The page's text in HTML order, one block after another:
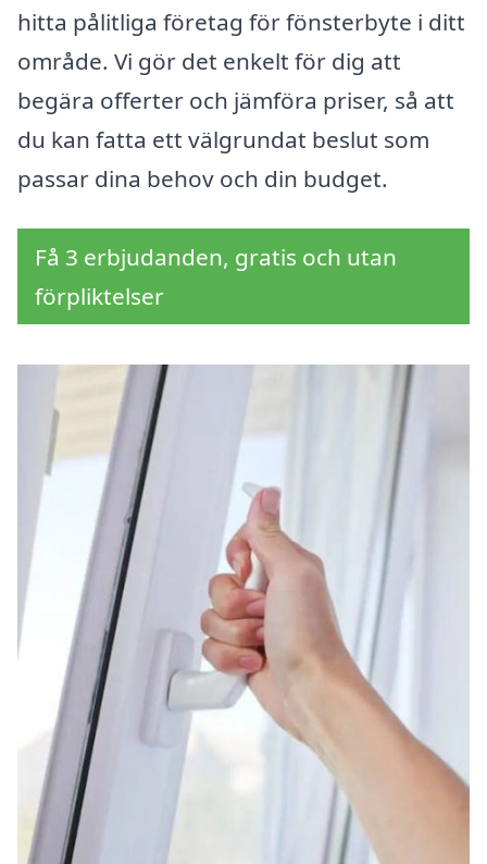
hitta pålitliga företag för fönsterbyte i ditt
område. Vi gör det enkelt för dig att
begära offerter och jämföra priser, så att
du kan fatta ett välgrundat beslut som
passar dina behov och din budget.
Få 3 erbjudanden, gratis och utan
förpliktelser